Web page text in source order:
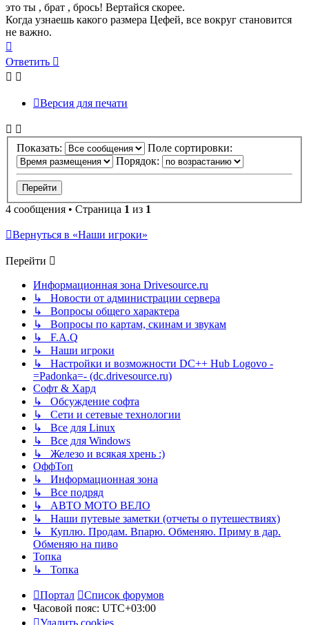
это ты , брат , брось! Вертайся скорее.
Когда узнаешь какого размера Цефей, все вокруг становится
не важно.
к
началу
Ответить
Версия для печати
Показать:
Поле сортировки:
Порядок:
4 сообщения • Страница 1 из 1
Вернуться в «Наши игроки»
Перейти
Информационная зона Drivesource.ru
↳ Новости от администрации сервера
↳ Вопросы общего характера
↳ Вопросы по картам, скинам и звукам
↳ F.A.Q
↳ Наши игроки
↳ Настройки и возможности DC++ Hub Logovo -
=Padonka=- (dc.drivesource.ru)
Софт & Хард
↳ Обсуждение софта
↳ Сети и сетевые технологии
↳ Все для Linux
↳ Все для Windows
↳ Железо и всякая хрень :)
ОффТоп
↳ Информационная зона
↳ Все подряд
↳ АВТО МОТО ВЕЛО
↳ Наши путевые заметки (отчеты о путешествиях)
↳ Куплю. Продам. Впарю. Обменяю. Приму в дар.
Обменяю на пиво
Топка
↳ Топка
Портал
Список форумов
Часовой пояс: UTC+03:00
Удалить cookies